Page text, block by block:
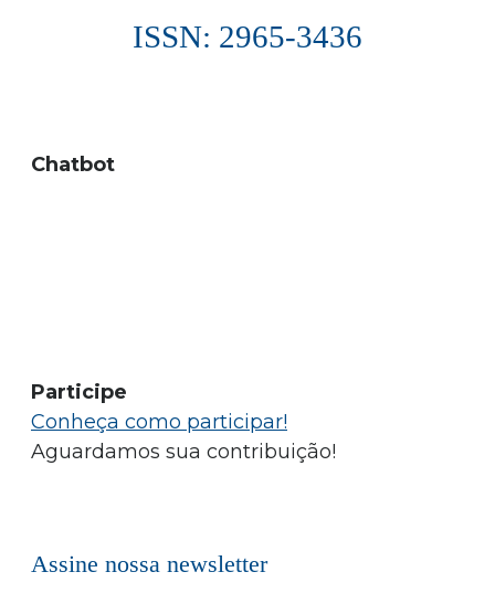
ISSN: 2965-3436
Chatbot
Participe
Conheça como participar!
Aguardamos sua contribuição!
Assine nossa newsletter